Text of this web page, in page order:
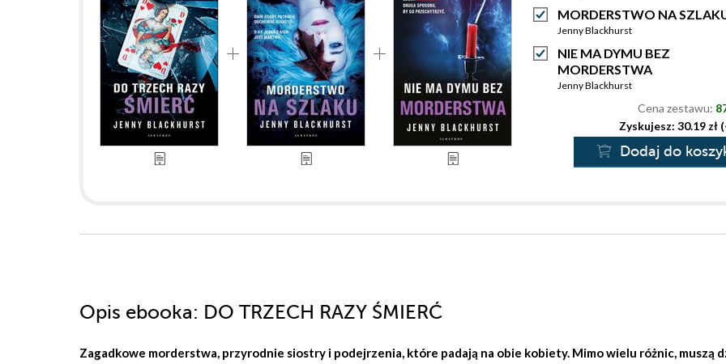
MORDERSTWO NA
Jenny Blackhurst
NIE MA DYMU BEZ
MORDERSTWA
Jenny Blackhurst
Cena zestawu:
Zyskujesz: 30.19 zł
Dodaj do
Opis ebooka: DO TRZECH RAZY ŚMIERĆ
Zagadkowe morderstwa, przyrodnie siostry i podejrzenia, które padają na obie kobiety. Mimo wielu różnic, muszą